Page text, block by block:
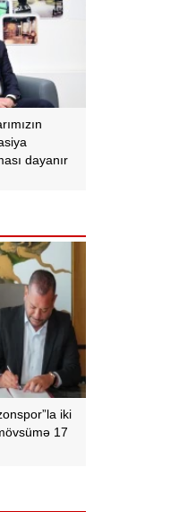
dayanır
iki
17